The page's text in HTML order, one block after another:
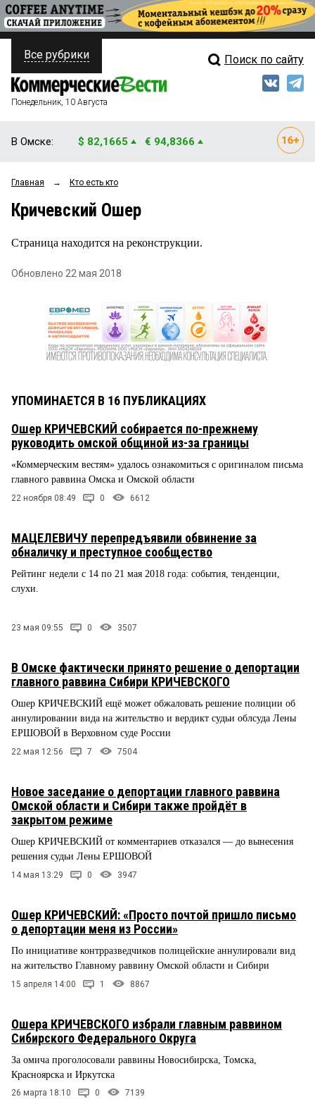
ПОЛИТИКА
ФИНАНСЫ
ОБЩЕСТВО
ЗАКОН
НОВОСТИ КОМПАНИЙ
СТИЛЬ ЖИЗНИ
Свежий выпуск
Блоги
Все рубрики Поиск по сайту
Понедельник, 10 Августа
В Омске: $ 82,1665 € 94,8366
Главная → Кто есть кто
Кричевский Ошер
Страница находится на реконструкции.
Обновлено 22 мая 2018
УПОМИНАЕТСЯ В 16 ПУБЛИКАЦИЯХ
Ошер КРИЧЕВСКИЙ собирается по-прежнему
руководить омской общиной из-за границы
«Коммерческим вестям» удалось ознакомиться с оригиналом письма
главного раввина Омска и Омской области
22 ноября 08:49 0 6612
МАЦЕЛЕВИЧУ перепредъявили обвинение за
обналичку и преступное сообщество
Рейтинг недели с 14 по 21 мая 2018 года: события, тенденции,
слухи.
23 мая 09:55 0 3507
В Омске фактически принято решение о депортации
главного раввина Сибири КРИЧЕВСКОГО
Ошер КРИЧЕВСКИЙ ещё может обжаловать решение полиции об
аннулировании вида на жительство и вердикт судьи облсуда Лены
ЕРШОВОЙ в Верховном суде России
22 мая 12:56 7 7504
Новое заседание о депортации главного раввина
Омской области и Сибири также пройдёт в
закрытом режиме
Ошер КРИЧЕВСКИЙ от комментариев отказался — до вынесения
решения судьи Лены ЕРШОВОЙ
14 мая 13:29 0 3947
Ошер КРИЧЕВСКИЙ: «Просто почтой пришло письмо
о депортации меня из России»
По инициативе контрразведчиков полицейские аннулировали вид
на жительство Главному раввину Омской области и Сибири
15 апреля 14:00 1 8867
Ошера КРИЧЕВСКОГО избрали главным раввином
Сибирского Федерального Округа
За омича проголосовали раввины Новосибирска, Томска,
Красноярска и Иркутска
26 марта 18:10 0 7139